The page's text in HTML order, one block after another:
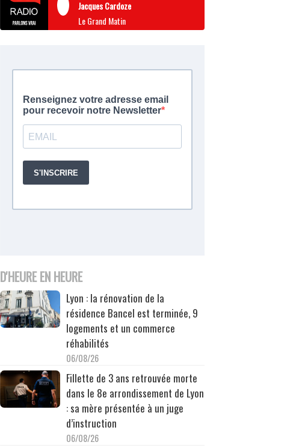
Jacques Cardoze
Le Grand Matin
D'HEURE EN HEURE
Lyon : la rénovation de la
résidence Bancel est terminée, 9
logements et un commerce
réhabilités
06/08/26
Fillette de 3 ans retrouvée morte
dans le 8e arrondissement de Lyon
: sa mère présentée à un juge
d’instruction
06/08/26